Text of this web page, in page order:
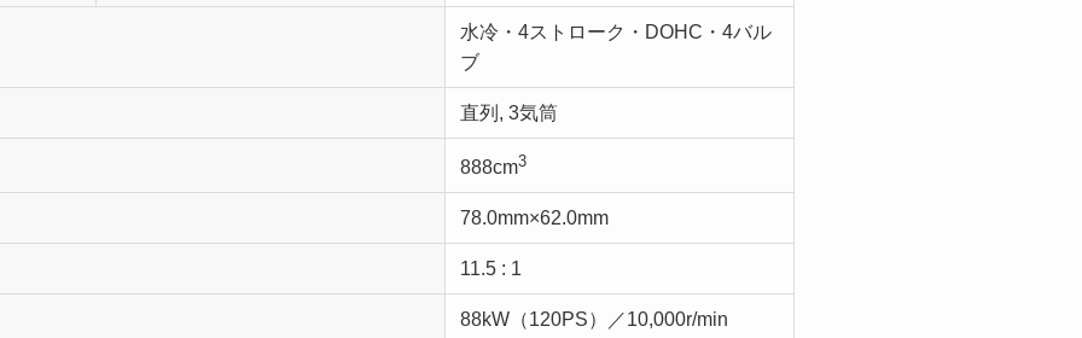
水冷・4ストローク・DOHC・4バル
ブ
直列, 3気筒
888cm3
78.0mm×62.0mm
11.5 : 1
88kW（120PS）／10,000r/min